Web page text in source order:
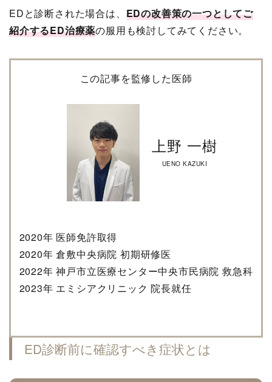
EDと診断された場合は、 EDの改善策の一つとしてご
紹介するED治療薬の服用も検討してみてください。
この記事を監修した医師
上野 一樹
UENO KAZUKI
2020年 医師免許取得
2020年 倉敷中央病院 初期研修医
2022年 神戸市立医療センター中央市民病院 救急科
2023年 エミシアクリニック 院長就任
ED診断前に確認すべき症状とは